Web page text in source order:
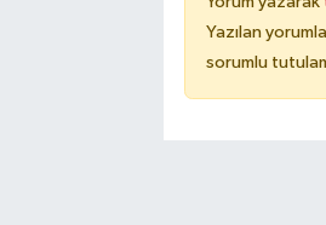
Yazılan
sorumlu